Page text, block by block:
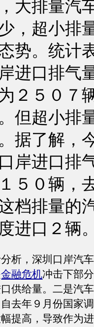
大排量汽
，超小排
势。统计
进口排气
２５０７
但超小排
据了解，
岸进口排
１５０辆，
档排量的
进口２辆
析，深圳口岸汽车
金融危机冲击下部分
供给量。二是汽车
去年９月份国家
提高，导致作为